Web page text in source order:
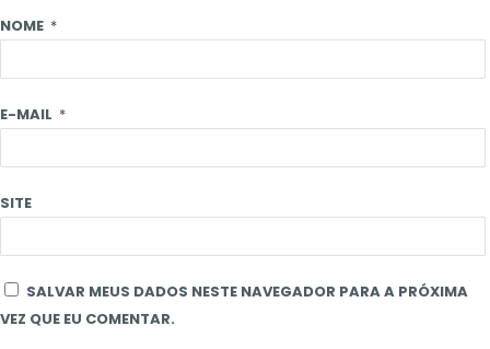
NOME *
E-MAIL *
SITE
SALVAR MEUS DADOS NESTE NAVEGADOR PARA A PRÓXIMA
VEZ QUE EU COMENTAR.